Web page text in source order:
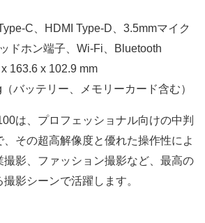
C、HDMI Type-D、3.5mmマイク
ドホン端子、Wi-Fi、Bluetooth
163.6 x 102.9 mm
バッテリー、メモリーカード含む）
は、プロフェッショナル向けの中判
、その超高解像度と優れた操作性によ
撮影、ファッション撮影など、最高の
影シーンで活躍します。